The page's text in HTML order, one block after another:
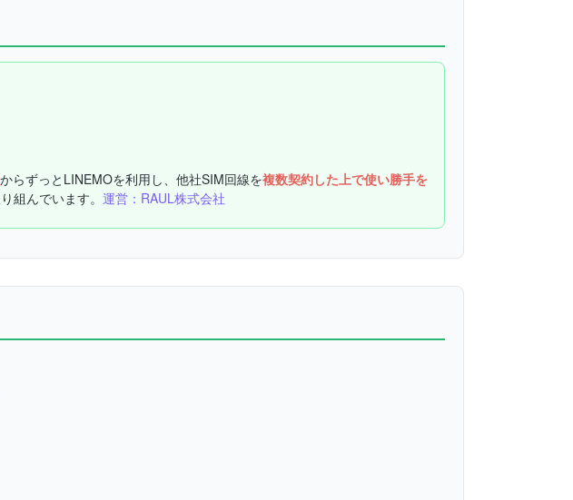
からずっとLINEMOを利用し、他社SIM回線を複数契約した上で使い勝手を
組んでいます。 運営：RAUL株式会社